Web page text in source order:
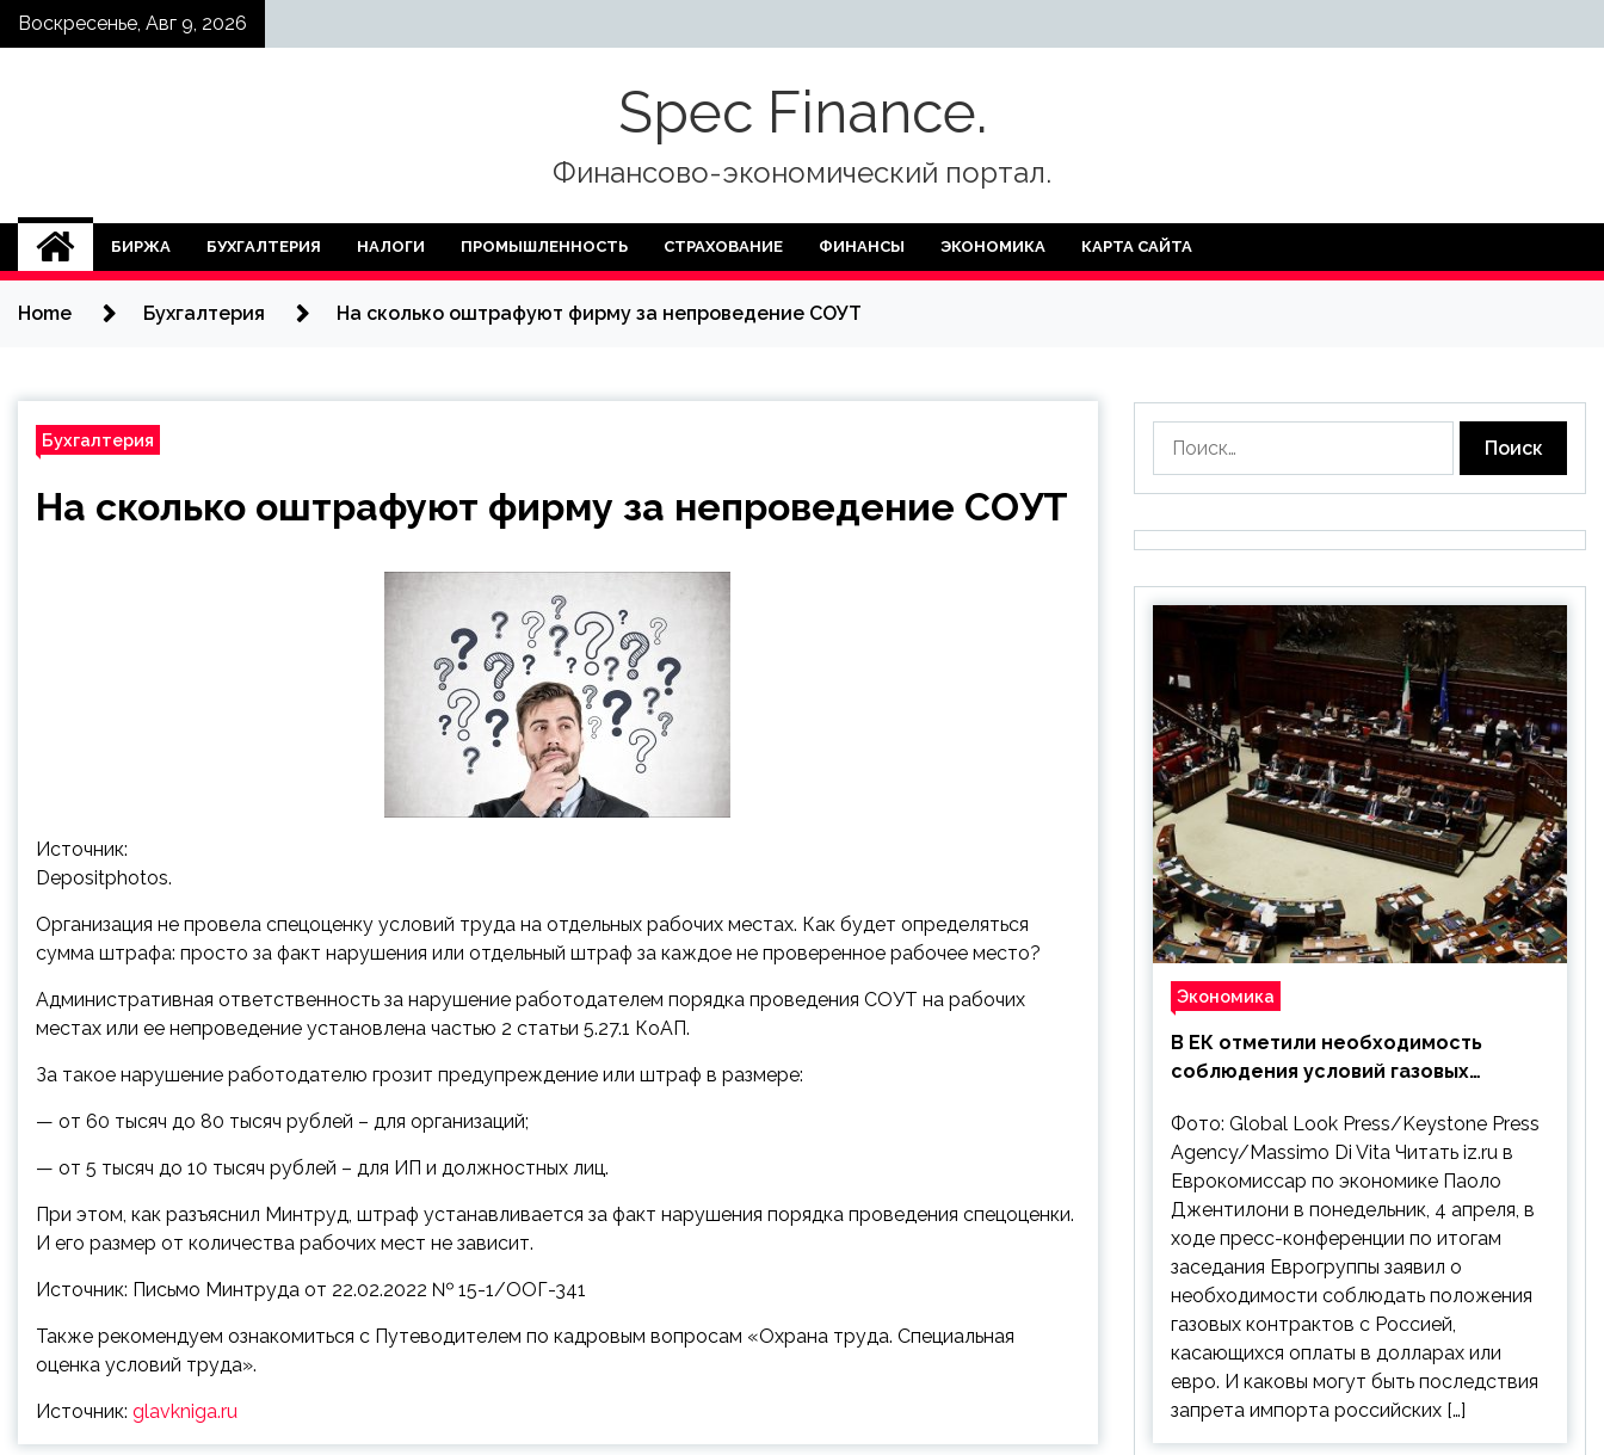
SkipВоскресенье, Авг 9, 2026
Spec Finance.
Финансово-экономический портал.
БИРЖА БУХГАЛТЕРИЯ НАЛОГИ ПРОМЫШЛЕННОСТЬ СТРАХОВАНИЕ ФИНАНСЫ ЭКОНОМИКА КАРТА САЙТА
Home Бухгалтерия На сколько оштрафуют фирму за непроведение СОУТ
Бухгалтерия
На сколько оштрафуют фирму за непроведение СОУТ
Источник:
Depositphotos.
Организация не провела спецоценку условий труда на отдельных рабочих местах. Как будет определяться
сумма штрафа: просто за факт нарушения или отдельный штраф за каждое не проверенное рабочее место?
Административная ответственность за нарушение работодателем порядка проведения СОУТ на рабочих
местах или ее непроведение установлена частью 2 статьи 5.27.1 КоАП.
За такое нарушение работодателю грозит предупреждение или штраф в размере:
— от 60 тысяч до 80 тысяч рублей – для организаций;
— от 5 тысяч до 10 тысяч рублей – для ИП и должностных лиц.
При этом, как разъяснил Минтруд, штраф устанавливается за факт нарушения порядка проведения спецоценки.
И его размер от количества рабочих мест не зависит.
Источник: Письмо Минтруда от 22.02.2022 № 15-1/ООГ-341
Также рекомендуем ознакомиться с Путеводителем по кадровым вопросам «Охрана труда. Специальная
оценка условий труда».
Источник: glavkniga.ru
Экономика
В ЕК отметили необходимость
соблюдения условий газовых
Фото: Global Look Press/Keystone Press
Agency/Massimo Di Vita Читать iz.ru в
Еврокомиссар по экономике Паоло
Джентилони в понедельник, 4 апреля, в
ходе пресс-конференции по итогам
заседания Еврогруппы заявил о
необходимости соблюдать положения
газовых контрактов с Россией,
касающихся оплаты в долларах или
евро. И каковы могут быть последствия
запрета импорта российских […]